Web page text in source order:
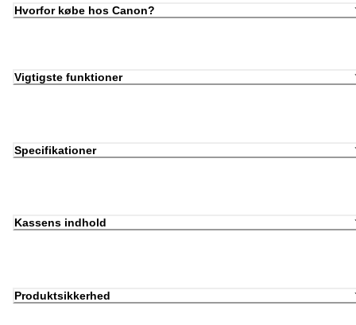
Hvorfor købe hos Canon?
Vigtigste funktioner
Specifikationer
Kassens indhold
Produktsikkerhed